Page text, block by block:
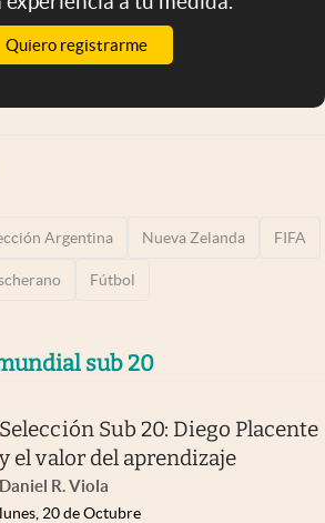
Quiero registrarme
Argentina Nueva Zelanda FIFA
Fútbol
sub 20
Selección Sub 20: Diego Placente
y el valor del aprendizaje
Daniel R. Viola
lunes, 20 de Octubre